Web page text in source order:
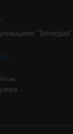
"Татмедиа"